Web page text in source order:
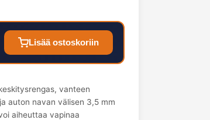
Lisää ostoskoriin
vanteen
auton navan välisen 3,5 mm
aiheuttaa vapinaa